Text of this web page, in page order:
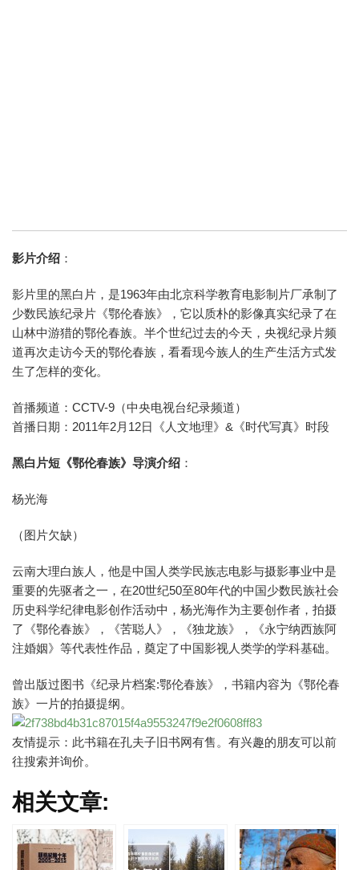
影片介绍 ：
影片里的黑白片，是1963年由北京科学教育电影制片厂承制了
少数民族纪录片《鄂伦春族》，它以质朴的影像真实纪录了在
山林中游猎的鄂伦春族。半个世纪过去的今天，央视纪录片频
道再次走访今天的鄂伦春族，看看现今族人的生产生活方式发
生了怎样的变化。
首播频道：CCTV-9（中央电视台纪录频道）
首播日期：2011年2月12日《人文地理》&《时代写真》时段
黑白片短《鄂伦春族》导演介绍 ：
杨光海
（图片欠缺）
云南大理白族人，他是中国人类学民族志电影与摄影事业中是
重要的先驱者之一，在20世纪50至80年代的中国少数民族社会
历史科学纪律电影创作活动中，杨光海作为主要创作者，拍摄
了《鄂伦春族》，《苦聪人》，《独龙族》，《永宁纳西族阿
注婚姻》等代表性作品，奠定了中国影视人类学的学科基础。
曾出版过图书《纪录片档案:鄂伦春族》，书籍内容为《鄂伦春
族》一片的拍摄提纲。
友情提示：此书籍在孔夫子旧书网有售。有兴趣的朋友可以前
往搜索并询价。
相关文章: